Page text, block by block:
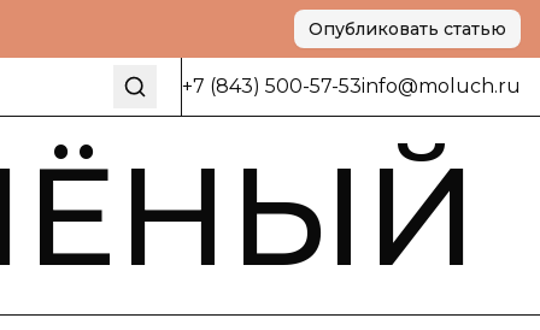
Опубликовать статью
+7 (843) 500-57-53info@moluch.ru